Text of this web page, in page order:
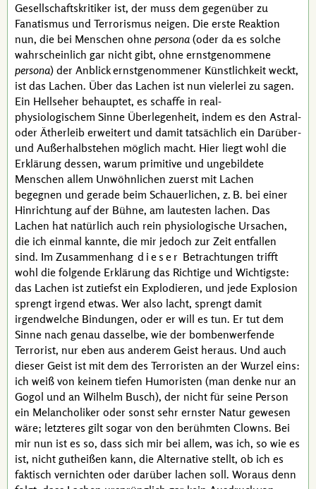
Gesellschaftskritiker ist, der muss dem gegenüber zu
Fanatismus und Terrorismus neigen. Die erste Reaktion
nun, die bei Menschen ohne persona (oder da es solche
wahrscheinlich gar nicht gibt, ohne ernstgenommene
persona) der Anblick ernstgenommener Künstlichkeit weckt,
ist das Lachen. Über das Lachen ist nun vielerlei zu sagen.
Ein Hellseher behauptet, es schaffe in real-
physiologischem Sinne Überlegenheit, indem es den Astral-
oder Ätherleib erweitert und damit tatsächlich ein Darüber-
und Außerhalbstehen möglich macht. Hier liegt wohl die
Erklärung dessen, warum primitive und ungebildete
Menschen allem Unwöhnlichen zuerst mit Lachen
begegnen und gerade beim Schauerlichen, z. B. bei einer
Hinrichtung auf der Bühne, am lautesten lachen. Das
Lachen hat natürlich auch rein physiologische Ursachen,
die ich einmal kannte, die mir jedoch zur Zeit entfallen
sind. Im Zusammenhang dieser Betrachtungen trifft
wohl die folgende Erklärung das Richtige und Wichtigste:
das Lachen ist zutiefst ein Explodieren, und jede Explosion
sprengt irgend etwas. Wer also lacht, sprengt damit
irgendwelche Bindungen, oder er will es tun. Er tut dem
Sinne nach genau dasselbe, wie der bombenwerfende
Terrorist, nur eben aus anderem Geist heraus. Und auch
dieser Geist ist mit dem des Terroristen an der Wurzel eins:
ich weiß von keinem tiefen Humoristen (man denke nur an
Gogol und an Wilhelm Busch), der nicht für seine Person
ein Melancholiker oder sonst sehr ernster Natur gewesen
wäre; letzteres gilt sogar von den berühmten Clowns. Bei
mir nun ist es so, dass sich mir bei allem, was ich, so wie es
ist, nicht gutheißen kann, die Alternative stellt, ob ich es
faktisch vernichten oder darüber lachen soll. Woraus denn